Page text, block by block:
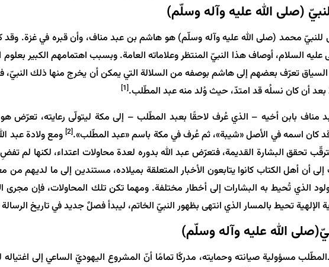
(صلى الله عليه وآله وسلّم)
للنبيّ محمد (صلى الله عليه وآله وسلّم) هو هاشمبن عبد مناف، وأن قبره في غزة. وقد
السلام، أوصاف هذا النبيّ المنتظر وعلاماته العامة. وبسبب اهتمامهم الكبير بعلوم
السياق تعرّف بعضهم إلى هاشم بوصفه من السلالة التي يمكن أن يخرج منها ذلك
بعد أن كان نسلُه قد امتدّ، حيث وُلد منه عبد المطّلب.[1]
بابن أخيه – الذي عُرف لاحقًا بعبد المطّلب – إلى مكة ليتولّى رعايته، تعرّض هو
كان اسمه في الأصل «شيبة»، ثم عُرف في مكة باسم «عبد المطّلب».
[2] ومع ولادة عبد
تحقق البشارة القديمة، فتعرّض عبد الله بدوره لعدة محاولات اعتداء، لكنها لم
أن أهل الكتاب كانوا يتابعون الأخبار المتعلقة بميلاده، مستندين إلى ما لديهم من
الذي تُحيط به البشارات إلى أخطار مختلفة. ومهما تكن تلك المحاولات، فإن
الإلهية تحيط بالمسار الذي انتهى بظهور النبيّ الخاتم، ليبدأ فصلٌ جديد في تاريخ الرسالة
الله عليه وآله وسلّم)
مسؤولية صيانته وحمايته، مدركًا تمامًا أنّ المشروع اليهوديّ الساعي إلى